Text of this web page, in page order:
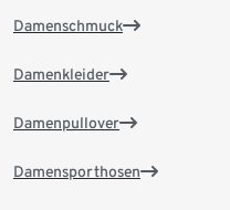
Damenschmuck
Damenkleider
Damenpullover
Damensporthosen